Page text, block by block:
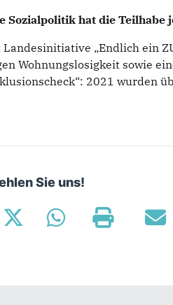
Sozialpolitik hat die Teilhabe
„Endlich ein
Wohnungslosigkeit sowie
2021 wurden
Sie uns!